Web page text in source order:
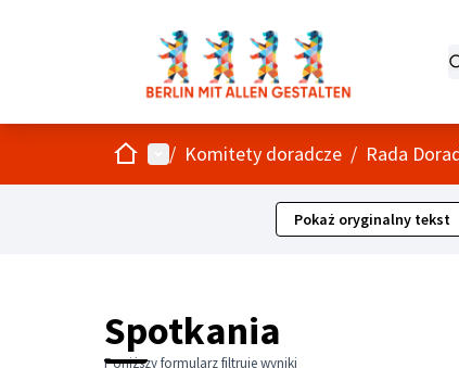
Strona główna
Menu główne
/ Komitety doradcze / Rada
Pokaż oryginalny tekst
Spotkania
Poniższy formularz filtruje wyniki